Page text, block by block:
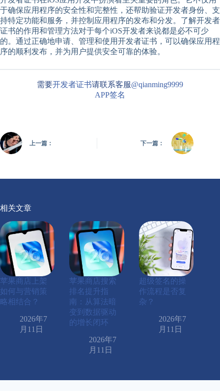
于确保应用程序的安全性和完整性，还帮助验证开发者身份、支
持特定功能和服务，并控制应用程序的发布和分发。了解开发者
证书的作用和管理方法对于每个iOS开发者来说都是必不可少
的。通过正确地申请、管理和使用开发者证书，可以确保应用程
序的顺利发布，并为用户提供安全可靠的体验。
需要开发者证书请联系客服@qianming9999
APP签名
上一篇： 下一篇：
相关文章
苹果商店上架
如何与营销策
略相结合？
2026年7
月11日
苹果商店搜索
排名提升指
南：从算法暗
变到数据驱动
的增长闭环
2026年7
月11日
超级签名的操
作流程是否复
杂？
2026年7
月11日